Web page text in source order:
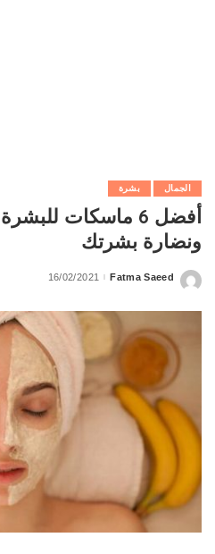
الجمال بشرة
أفضل 6 ماسكات
ونضارة بشرتك
Posted
Fatma Saeed
16/02/2021